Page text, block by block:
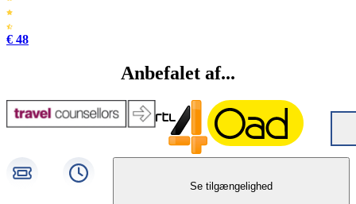
€ 48
Anbefalet af...
Se tilgængelighed